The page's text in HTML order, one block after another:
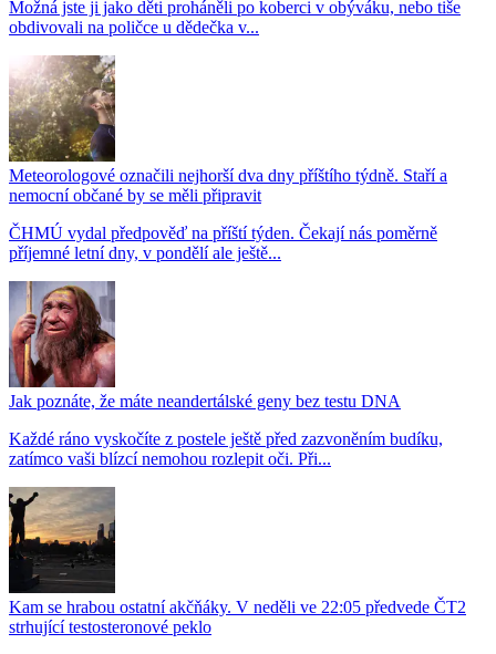
Možná jste ji jako děti proháněli po koberci v obýváku, nebo tiše
obdivovali na poličce u dědečka v...
Meteorologové označili nejhorší dva dny příštího týdně. Staří a
nemocní občané by se měli připravit
ČHMÚ vydal předpověď na příští týden. Čekají nás poměrně
příjemné letní dny, v pondělí ale ještě...
Jak poznáte, že máte neandertálské geny bez testu DNA
Každé ráno vyskočíte z postele ještě před zazvoněním budíku,
zatímco vaši blízcí nemohou rozlepit oči. Při...
Kam se hrabou ostatní akčňáky. V neděli ve 22:05 předvede ČT2
strhující testosteronové peklo